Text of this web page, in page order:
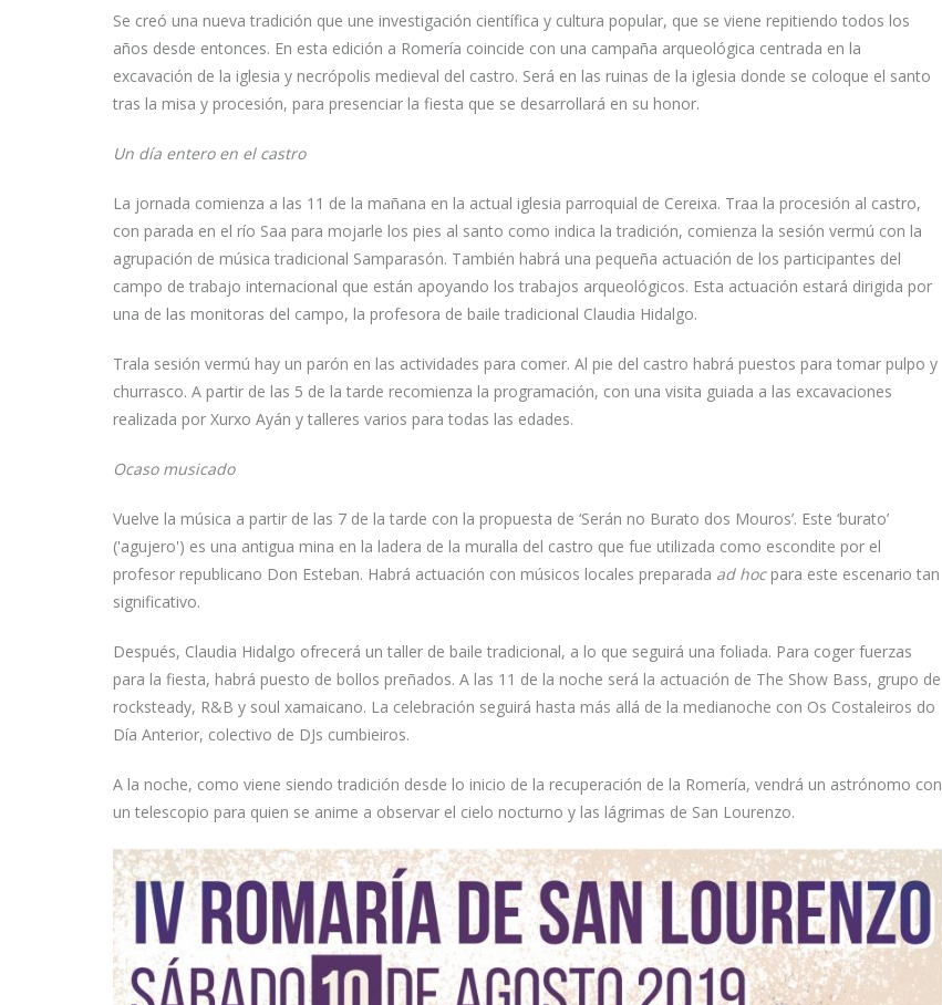
Se creó una nueva tradición que une investigación científica y cultura popular, que se viene repitiendo todos los
años desde entonces. En esta edición a Romería coincide con una campaña arqueológica centrada en la
excavación de la iglesia y necrópolis medieval del castro. Será en las ruinas de la iglesia donde se coloque el santo
tras la misa y procesión, para presenciar la fiesta que se desarrollará en su honor.
Un día entero en el castro
La jornada comienza a las 11 de la mañana en la actual iglesia parroquial de Cereixa. Traa la procesión al castro,
con parada en el río Saa para mojarle los pies al santo como indica la tradición, comienza la sesión vermú con la
agrupación de música tradicional Samparasón. También habrá una pequeña actuación de los participantes del
campo de trabajo internacional que están apoyando los trabajos arqueológicos. Esta actuación estará dirigida por
una de las monitoras del campo, la profesora de baile tradicional Claudia Hidalgo.
Trala sesión vermú hay un parón en las actividades para comer. Al pie del castro habrá puestos para tomar pulpo y
churrasco. A partir de las 5 de la tarde recomienza la programación, con una visita guiada a las excavaciones
realizada por Xurxo Ayán y talleres varios para todas las edades.
Ocaso musicado
Vuelve la música a partir de las 7 de la tarde con la propuesta de ‘Serán no Burato dos Mouros’. Este ‘burato’
('agujero') es una antigua mina en la ladera de la muralla del castro que fue utilizada como escondite por el
profesor republicano Don Esteban. Habrá actuación con músicos locales preparada ad hocpara este escenario tan
significativo.
Después, Claudia Hidalgo ofrecerá un taller de baile tradicional, a lo que seguirá una foliada. Para coger fuerzas
para la fiesta, habrá puesto de bollos preñados. A las 11 de la noche será la actuación de The Show Bass, grupo de
rocksteady, R&B y soul xamaicano. La celebración seguirá hasta más allá de la medianoche con Os Costaleiros do
Día Anterior, colectivo de DJs cumbieiros.
A la noche, como viene siendo tradición desde lo inicio de la recuperación de la Romería, vendrá un astrónomo con
un telescopio para quien se anime a observar el cielo nocturno y las lágrimas de San Lourenzo.